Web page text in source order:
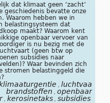
dat klimaat geen ‘zacht’
geschiedenis bevatte onze
Waarom hebben we in
belastingsysteem dat
maakt? Waarom kent
openbaar vervoer van
is nu bezig met de
(geen btw op
subsidies naar
Waar bevinden zich
stromen belastinggeld die
luchtvaart
brandstoffen
openbaar
kerosinetaks subsidies